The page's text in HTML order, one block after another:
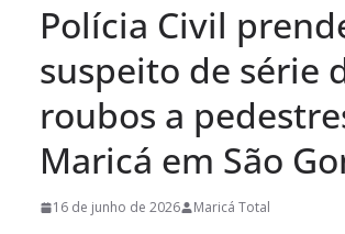
Polícia Civil
suspeito de série
roubos a
Maricá em São
16 de junho de 2026 Maricá Total